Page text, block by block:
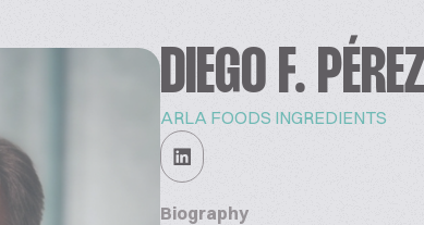
DIEGO F.
ARLA FOODS INGREDIENTS
Biography